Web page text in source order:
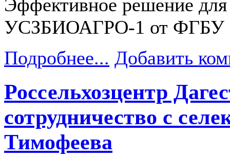
Эффективное решение
УСЗБИОАГРО-1 от ФГБУ
Подробнее... Добавить
Россельхозцентр
сотрудничество с
Тимофеева